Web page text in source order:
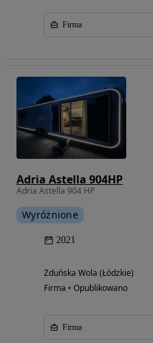
Firma
Adria Astella 904HP
Adria Astella 904 HP
Wyróżnione
2021
Zduńska Wola (Łódzkie)
Firma • Opublikowano
Firma